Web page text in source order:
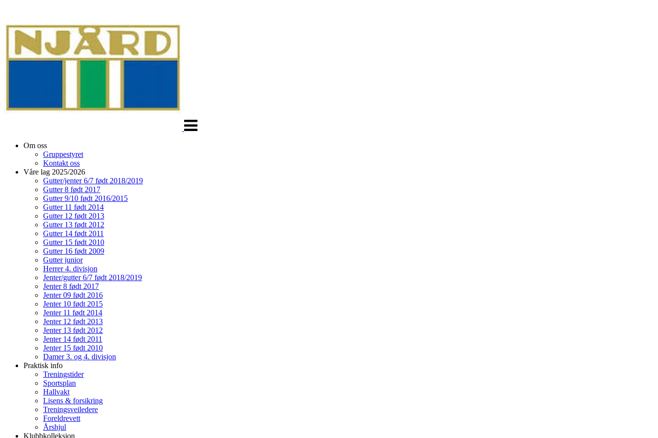
Om oss
Gruppestyret
Kontakt oss
Våre lag 2025/2026
Gutter/jenter 6/7 født 2018/2019
Gutter 8 født 2017
Gutter 9/10 født 2016/2015
Gutter 11 født 2014
Gutter 12 født 2013
Gutter 13 født 2012
Gutter 14 født 2011
Gutter 15 født 2010
Gutter 16 født 2009
Gutter junior
Herrer 4. divisjon
Jenter/gutter 6/7 født 2018/2019
Jenter 8 født 2017
Jenter 09 født 2016
Jenter 10 født 2015
Jenter 11 født 2014
Jenter 12 født 2013
Jenter 13 født 2012
Jenter 14 født 2011
Jenter 15 født 2010
Damer 3. og 4. divisjon
Praktisk info
Treningstider
Sportsplan
Hallvakt
Lisens & forsikring
Treningsveiledere
Foreldrevett
Årshjul
Klubbkolleksjon